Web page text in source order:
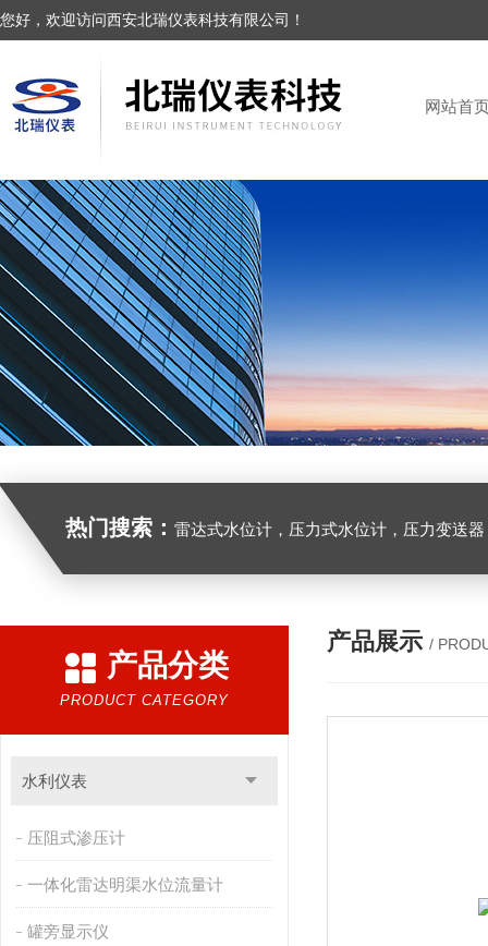
您好，欢迎访问西安北瑞仪表科技有限公司！
网站首
热门搜索： 雷达式水位计，压力式水位计，压力变送器
产品分类
PRODUCT CATEGORY
水利仪表
压阻式渗压计
一体化雷达明渠水位流量计
罐旁显示仪
产品展示 /